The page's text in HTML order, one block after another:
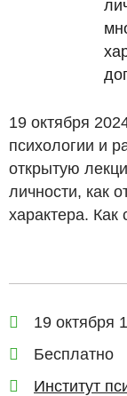
19 октября
психологии и
открытую
личности, как
характера. Как
19 октября
Бесплатно
Институт